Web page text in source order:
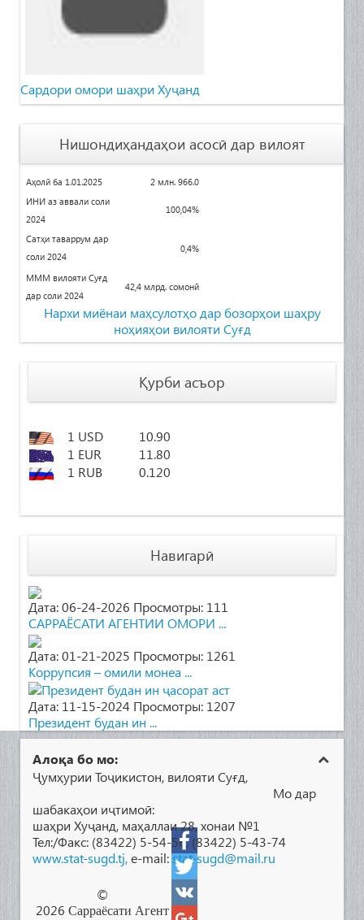
Сардори омори шаҳри Хуҷанд
Нишондиҳандаҳои асосӣ дар вилоят
Аҳолӣ ба 1.01.2025
2 млн. 966.0
ИНИ аз аввали соли
2024
100,04%
Сатҳи таваррум дар
соли 2024
0,4%
МММ вилояти Суғд
дар соли 2024
42,4 млрд. сомонӣ
Нархи миёнаи маҳсулотҳо дар бозорҳои шаҳру
ноҳияҳои вилояти Суғд
Қурби асъор
1 USD
10.90
1 EUR
11.80
1 RUB
0.120
Навигарӣ
Дата: 06-24-2026 Просмотры: 111
САРРАЁСАТИ АГЕНТИИ ОМОРИ ...
Дата: 01-21-2025 Просмотры: 1261
Коррупсия – омили монеа ...
Дата: 11-15-2024 Просмотры: 1207
Президент будан ин ...
Алоқа бо мо:
Ҷумҳурии Тоҷикистон, вилояти Суғд,
Мо дар
шабакаҳои иҷтимоӣ:
шаҳри Хуҷанд, маҳаллаи 28, хонаи №1
Тел:/Факс: (83422) 5-54-56, (83422) 5-43-74
www.stat-sugd.tj,e-mail:stat-sugd@mail.ru
F
a
T
©
2026 Сарраёсати Агент